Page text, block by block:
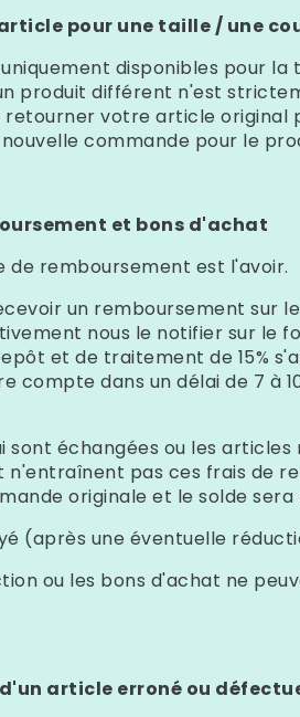
pour une taille / une
disponibles pour
produit différent n'est
retourner votre article original
commande pour le
et bons d'achat
de remboursement est l'avoir.
un remboursement sur
nous le notifier sur le
et de traitement de 15%
compte dans un délai de 7 à
sont échangées ou les
pas ces frais de
originale et le solde sera
(après une éventuelle
ou les bons d'achat ne
article erroné ou